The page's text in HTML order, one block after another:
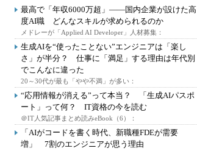
最高で「年収6000万超」――国内企業が設けた高
度AI職 どんなスキルが求められるのか
メドレーが「Applied AI Developer」人材募集：
生成AIを“使ったことない”エンジニアは「楽し
さ」が半分？ 仕事に「満足」する理由は年代別
でこんなに違った
20～30代が最も「やや不満」が多い：
“応用情報が消える”って本当？ 「生成AIパスポ
ート」って何？ IT資格の今を読む
＠IT人気記事まとめ読みeBook（6）：
「AIがコードを書く時代、新職種FDEが需要
増」 7割のエンジニアが思う理由